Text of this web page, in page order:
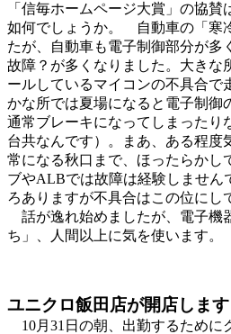
「信毎ホームページ大賞」の協賛
如何でしょうか。 自動車の「寒
たが、自動車も電子制御部分が多
故障？が多くなりました。大きな
ールしているマイコンの不具合で
かな所では夏場になると電子制御
通常ブレーキになってしまったり
台共なんです）。まあ、ある程度
常になる秋口まで、ほったらか
ブやALBでは故障は経験しません
ろありますが不具合はこの位にし
話が逸れ始めましたが、電子機
ち」、人間以上に気を使います。
ユニクロ飯田店が開店します
10月31日の朝、出勤するために